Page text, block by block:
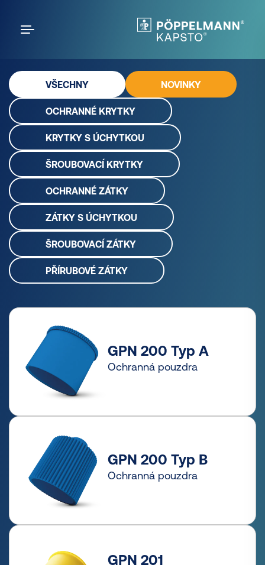
VŠECHNY NOVINKY
OCHRANNÉ KRYTKY
KRYTKY S ÚCHYTKOU
ŠROUBOVACÍ KRYTKY
OCHRANNÉ ZÁTKY
ZÁTKY S ÚCHYTKOU
ŠROUBOVACÍ ZÁTKY
PŘÍRUBOVÉ ZÁTKY
GPN 200 Typ A
Ochranná pouzdra
GPN 200 Typ B
Ochranná pouzdra
GPN 201